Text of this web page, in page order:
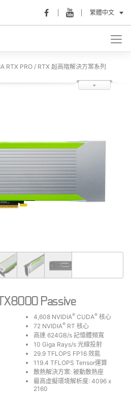
繁體中文
RTX PRO / RTX 超高階解決方案系列
Passive
4,608 NVIDIA® CUDA® 核心
72 NVIDIA® RT 核心
高達 624GB/s 記憶體頻寬
10 Giga Rays/s 光線投射
29.9 TFLOPS FP16 效能
119.4 TFLOPS Tensor運算
散熱解決方案: 被動散熱座
最高虛擬環境解析度: 4096 x
2160